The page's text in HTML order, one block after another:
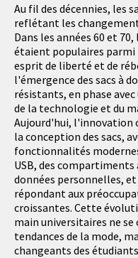
Au fil des décennies, les
reflétant les
Dans les années 60 et
étaient populaires
esprit de liberté et de
l'émergence des sacs à
résistants, en phase
de la technologie et du
Aujourd'hui, l'innovation
la conception des sacs,
fonctionnalités
USB, des
données personnelles,
répondant aux
croissantes. Cette
main universitaires ne
tendances de la mode,
changeants des